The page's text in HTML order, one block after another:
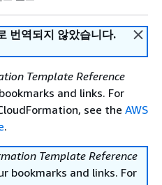
번역되지 않았습니다.
Template Reference
and links. For
see the AWS
.
Template Reference
bookmarks and links. For